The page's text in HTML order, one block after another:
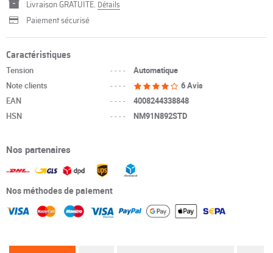
Livraison GRATUITE. Détails
Paiement sécurisé
Caractéristiques
Tension ----
Automatique
Note clients
----
6 Avis
EAN
----
4008244338848
HSN
---- NM91N892STD
Nos partenaires
Nos méthodes de paiement